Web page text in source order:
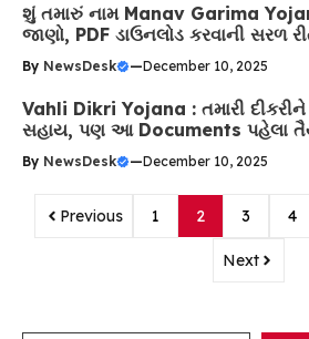
શું તમારું નામ Manav Garima
જાણો, PDF ડાઉનલોડ કરવાની સરળ
By NewsDesk —December 10, 2025
Vahli Dikri Yojana : તમારી
સહાય, પણ આ Documents પહેલા
By NewsDesk —December 10, 2025
Previous 1 2 3 4
Next